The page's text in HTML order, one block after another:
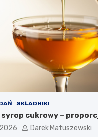
SKŁADNIKI
cukrowy –
Darek Matuszewski